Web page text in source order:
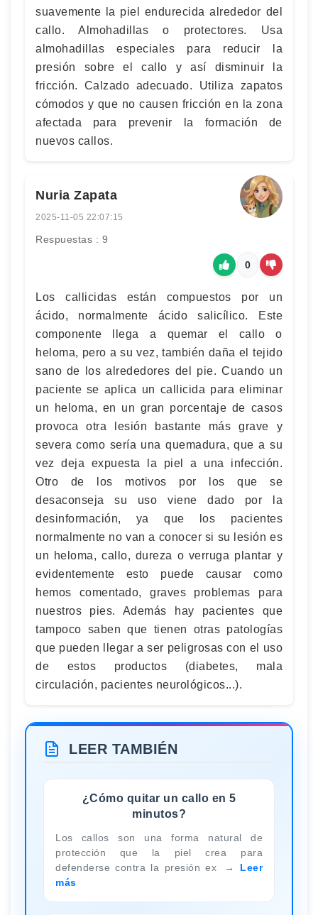
suavemente la piel endurecida alrededor del
callo. Almohadillas o protectores. Usa
almohadillas especiales para reducir la
presión sobre el callo y así disminuir la
fricción. Calzado adecuado. Utiliza zapatos
cómodos y que no causen fricción en la zona
afectada para prevenir la formación de
nuevos callos.
Nuria Zapata
2025-11-05 22:07:15
Respuestas : 9
0
Los callicidas están compuestos por un
ácido, normalmente ácido salicílico. Este
componente llega a quemar el callo o
heloma, pero a su vez, también daña el tejido
sano de los alrededores del pie. Cuando un
paciente se aplica un callicida para eliminar
un heloma, en un gran porcentaje de casos
provoca otra lesión bastante más grave y
severa como sería una quemadura, que a su
vez deja expuesta la piel a una infección.
Otro de los motivos por los que se
desaconseja su uso viene dado por la
desinformación, ya que los pacientes
normalmente no van a conocer si su lesión es
un heloma, callo, dureza o verruga plantar y
evidentemente esto puede causar como
hemos comentado, graves problemas para
nuestros pies. Además hay pacientes que
tampoco saben que tienen otras patologías
que pueden llegar a ser peligrosas con el uso
de estos productos (diabetes, mala
circulación, pacientes neurológicos...).
LEER TAMBIÉN
¿Cómo quitar un callo en 5
minutos?
Los callos son una forma natural de
protección que la piel crea para
defenderse contra la presión ex
Leer
más